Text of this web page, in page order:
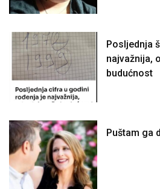
Posljednja
najvažnija,
budućnost
Puštam ga